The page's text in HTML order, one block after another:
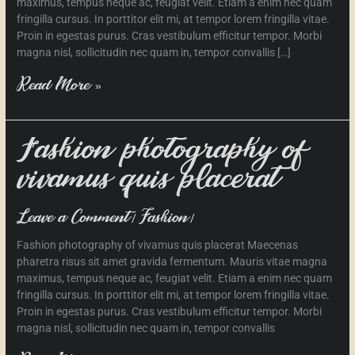
fringilla cursus. In porttitor elit mi, at tempor lorem fringilla vitae.
Proin in egestas purus. Cras vestibulum efficitur tempor. Morbi
magna nisl, sollicitudin nec quam in, tempor convallis […]
Read More »
Fashion photography of
vivamus quis placerat
Leave a Comment / Fashion/
Fashion photography of vivamus quis placerat Maecenas
pharetra risus sit amet gravida fermentum. Mauris vitae magna
maximus, tempus neque ac, feugiat velit. Etiam a enim nec quam
fringilla cursus. In porttitor elit mi, at tempor lorem fringilla vitae.
Proin in egestas purus. Cras vestibulum efficitur tempor. Morbi
magna nisl, sollicitudin nec quam in, tempor convallis
Fashion
photography
of
quis
placerat